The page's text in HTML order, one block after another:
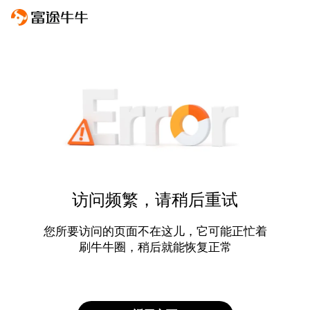
访问频繁，请稍后重试
您所要访问的页面不在这儿，它可能正忙着
刷牛牛圈，稍后就能恢复正常